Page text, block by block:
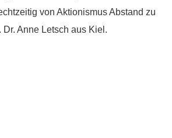
von Aktionismus Abstand zu
Dr. Anne Letsch aus Kiel.